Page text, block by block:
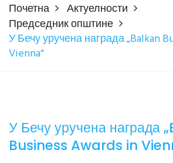
Почетна
Актуелности
Председник општине
У Бечу уручена награда „Balkan
Vienna“
У Бечу уручена награда
Business Awards in